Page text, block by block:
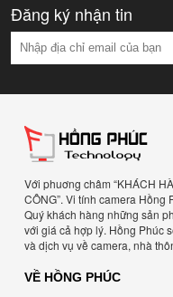
Đăng ký nhận tin
Với phuơng châm “KHÁCH
CÔNG”. Vi tính camera
Quý khách hàng những sản
với giá cả hợp lý. Hồng Phúc
và dịch vụ về camera, nhà
VỀ HỒNG PHÚC